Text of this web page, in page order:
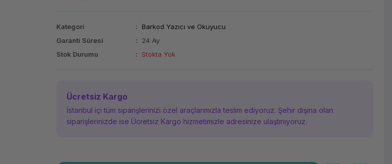
Kategori
Barkod Yazıcı ve Okuyucu
Garanti Süresi
24 Ay
Stok Durumu
Stokta Yok
Ücretsiz Kargo
İstanbul içi tüm siparişlerinizi özel araçlarımızla teslim ediyoruz. Şehir dışına olan
siparişlerinizde ise Ücretsiz Kargo hizmetimizle adresinize ulaştırııyoruz.